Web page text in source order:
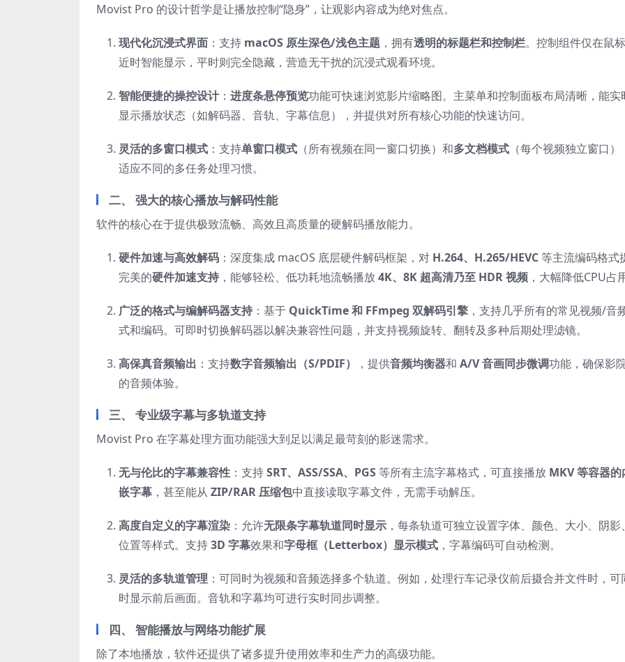
Movist Pro 的设计哲学是让播放控制“隐身”，让观影内容成为绝对焦点。
现代化沉浸式界面 ：支持 macOS 原生深色/浅色主题 ，拥有透明的标题栏和控制栏。控制组件仅在鼠
近时智能显示，平时则完全隐藏，营造无干扰的沉浸式观看环境。
智能便捷的操控设计： 进度条悬停预览功能可快速浏览影片缩略图。主菜单和控制面板布局清晰，能实
显示播放状态（如解码器、音轨、字幕信息），并提供对所有核心功能的快速访问。
灵活的多窗口模式 ：支持单窗口模式 （所有视频在同一窗口切换）和多文档模式 （每个视频独立窗口）
适应不同的多任务处理习惯。
二、 强大的核心播放与解码性能
软件的核心在于提供极致流畅、高效且高质量的硬解码播放能力。
硬件加速与高效解码 ：深度集成 macOS 底层硬件解码框架，对 H.264、H.265/HEVC 等主流编码格式
完美的硬件加速支持 ，能够轻松、低功耗地流畅播放4K、8K 超高清乃至 HDR 视频 ，大幅降低CPU占用
广泛的格式与编解码器支持 ：基于 QuickTime 和 FFmpeg 双解码引擎 ，支持几乎所有的常见视频/音
式和编码。可即时切换解码器以解决兼容性问题，并支持视频旋转、翻转及多种后期处理滤镜。
高保真音频输出 ：支持数字音频输出（S/PDIF） ，提供音频均衡器和 A/V 音画同步微调功能，确保影
的音频体验。
三、 专业级字幕与多轨道支持
Movist Pro 在字幕处理方面功能强大到足以满足最苛刻的影迷需求。
无与伦比的字幕兼容性 ：支持SRT、ASS/SSA、PGS 等所有主流字幕格式，可直接播放 MKV 等容器的
嵌字幕 ，甚至能从 ZIP/RAR 压缩包中直接读取字幕文件，无需手动解压。
高度自定义的字幕渲染 ：允许无限条字幕轨道同时显示 ，每条轨道可独立设置字体、颜色、大小、阴影、
位置等样式。支持3D 字幕效果和字母框（Letterbox）显示模式 ，字幕编码可自动检测。
灵活的多轨道管理 ：可同时为视频和音频选择多个轨道。例如，处理行车记录仪前后摄合并文件时，可
时显示前后画面。音轨和字幕均可进行实时同步调整。
四、 智能播放与网络功能扩展
除了本地播放，软件还提供了诸多提升使用效率和生产力的高级功能。